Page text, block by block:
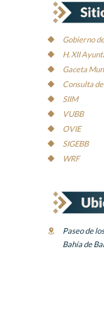
Gobierno
H. XII
Gaceta
Consulta
SIIM
VUBB
OVIE
SIGEBB
WRF
Paseo de
Bahía de